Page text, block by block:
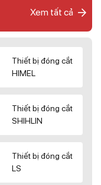
Xem tất cả
Thiết bị đóng cắt
HIMEL
Thiết bị đóng cắt
SHIHLIN
Thiết bị đóng cắt
LS